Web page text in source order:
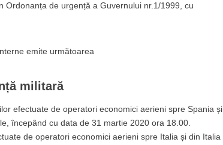
Ordonanța de urgență a Guvernului nr.1/1999, cu
emite următoarea
militară
efectuate de operatori economici aerieni spre Spania și
începând cu data de 31 martie 2020 ora 18.00.
de operatori economici aerieni spre Italia și din Italia